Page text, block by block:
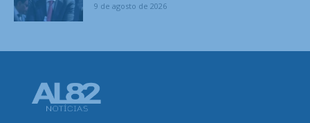
9 de agosto de 2026